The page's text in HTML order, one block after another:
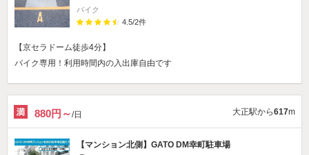
バイク
4.5/2件
【京セラドーム徒歩4分】
バイク専用！利用時間内の入出庫自由です
880円～/日 大正駅から617m
【マンション北側】 GATO DM幸町駐車場